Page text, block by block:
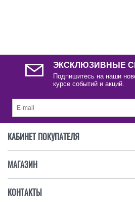
ЭКСКЛЮЗИВНЫЕ
Подпишитесь на наши
курсе событий и акций.
КАБИНЕТ ПОКУПАТЕЛЯ
МАГАЗИН
КОНТАКТЫ